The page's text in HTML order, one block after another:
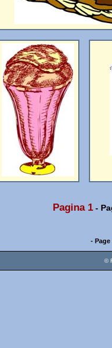
Pagina 1 -
- Page
©